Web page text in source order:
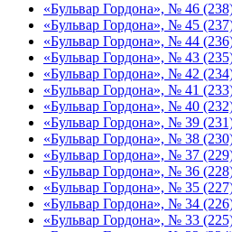
«Бульвар Гордона», № 46
«Бульвар Гордона», № 45
«Бульвар Гордона», № 44
«Бульвар Гордона», № 43
«Бульвар Гордона», № 42
«Бульвар Гордона», № 41
«Бульвар Гордона», № 40
«Бульвар Гордона», № 39
«Бульвар Гордона», № 38
«Бульвар Гордона», № 37
«Бульвар Гордона», № 36
«Бульвар Гордона», № 35
«Бульвар Гордона», № 34
«Бульвар Гордона», № 33